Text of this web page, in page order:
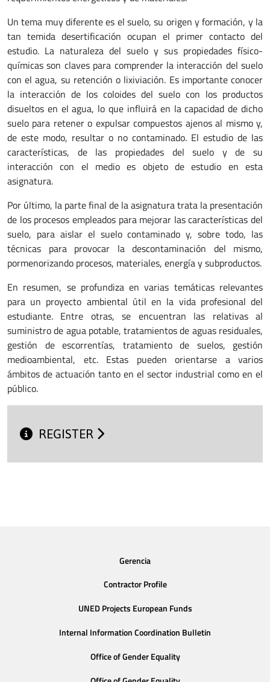
Un tema muy diferente es el suelo, su origen y formación, y la
tan temida desertificación ocupan el primer contacto del
estudio. La naturaleza del suelo y sus propiedades físico-
químicas son claves para comprender la interacción del suelo
con el agua, su retención o lixiviación. Es importante conocer
la interacción de los coloides del suelo con los productos
disueltos en el agua, lo que influirá en la capacidad de dicho
suelo para retener o expulsar compuestos ajenos al mismo y,
de este modo, resultar o no contaminado. El estudio de las
características, de las propiedades del suelo y de su
interacción con el medio es objeto de estudio en esta
asignatura.
Por último, la parte final de la asignatura trata la presentación
de los procesos empleados para mejorar las características del
suelo, para aislar el suelo contaminado y, sobre todo, las
técnicas para provocar la descontaminación del mismo,
pormenorizando procesos, materiales, energía y subproductos.
En resumen, se profundiza en varias temáticas relevantes
para un proyecto ambiental útil en la vida profesional del
estudiante. Entre otras, se encuentran las relativas al
suministro de agua potable, tratamientos de aguas residuales,
gestión de escorrentías, tratamiento de suelos, gestión
medioambiental, etc. Estas pueden orientarse a varios
ámbitos de actuación tanto en el sector industrial como en el
público.
REGISTER
Gerencia
Contractor Profile
UNED Projects European Funds
Internal Information Coordination Bulletin
Office of Gender Equality